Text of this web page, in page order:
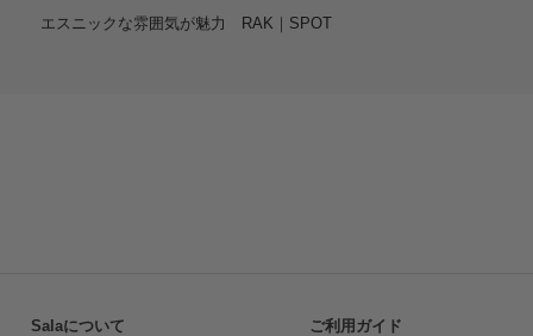
エスニックな雰囲気が魅力 RAK｜SPOT
Salaについて ご利用ガイド